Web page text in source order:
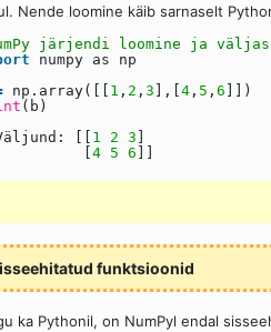
Nende loomine käib sarnaselt
järjendi loomine ja
numpy as np
np.array([[ 1 , 2 , 3 ],[ 4 , 5 , 6 ]])
(b)
[[ 1 2 3
4 5 6
funktsioonid
ka Pythonil, on NumPyl endal